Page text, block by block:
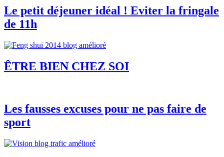
Le petit déjeuner idéal ! Eviter la fringale
de 11h
ÊTRE BIEN CHEZ SOI
Les fausses excuses pour ne pas faire de
sport